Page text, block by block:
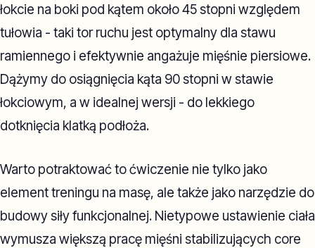
łokcie na boki pod kątem około 45 stopni względem
tułowia - taki tor ruchu jest optymalny dla stawu
ramiennego i efektywnie angażuje mięśnie piersiowe.
Dążymy do osiągnięcia kąta 90 stopni w stawie
łokciowym, a w idealnej wersji - do lekkiego
dotknięcia klatką podłoża.
Warto potraktować to ćwiczenie nie tylko jako
element treningu na masę, ale także jako narzędzie do
budowy siły funkcjonalnej. Nietypowe ustawienie ciała
wymusza większą pracę mięśni stabilizujących core